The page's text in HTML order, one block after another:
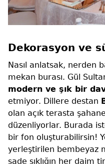
Dekorasyon ve
Nasıl anlatsak, nerden
mekan burası. Gül
modern ve şık bir
etmiyor. Dillere destan
olan açık terasta
düzenliyorlar. Burada
bir fon oluşturabilirsin!
yerleştirilen bembeyaz
sade şıklığın her daim